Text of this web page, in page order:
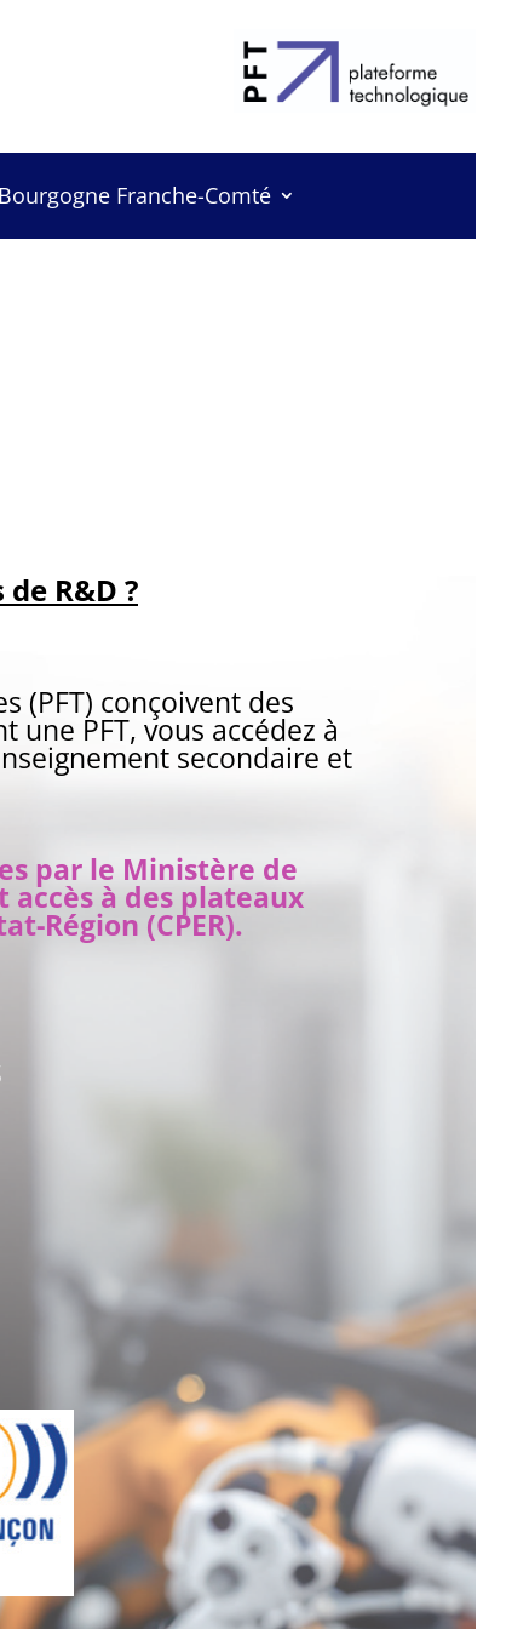
Franche-Comté
R&D ?
(PFT) conçoivent des
PFT, vous accédez à
secondaire et
par le Ministère de
accès à des plateaux
Région (CPER).